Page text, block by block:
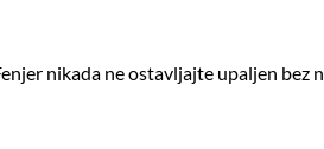
nikada ne ostavljajte upaljen bez